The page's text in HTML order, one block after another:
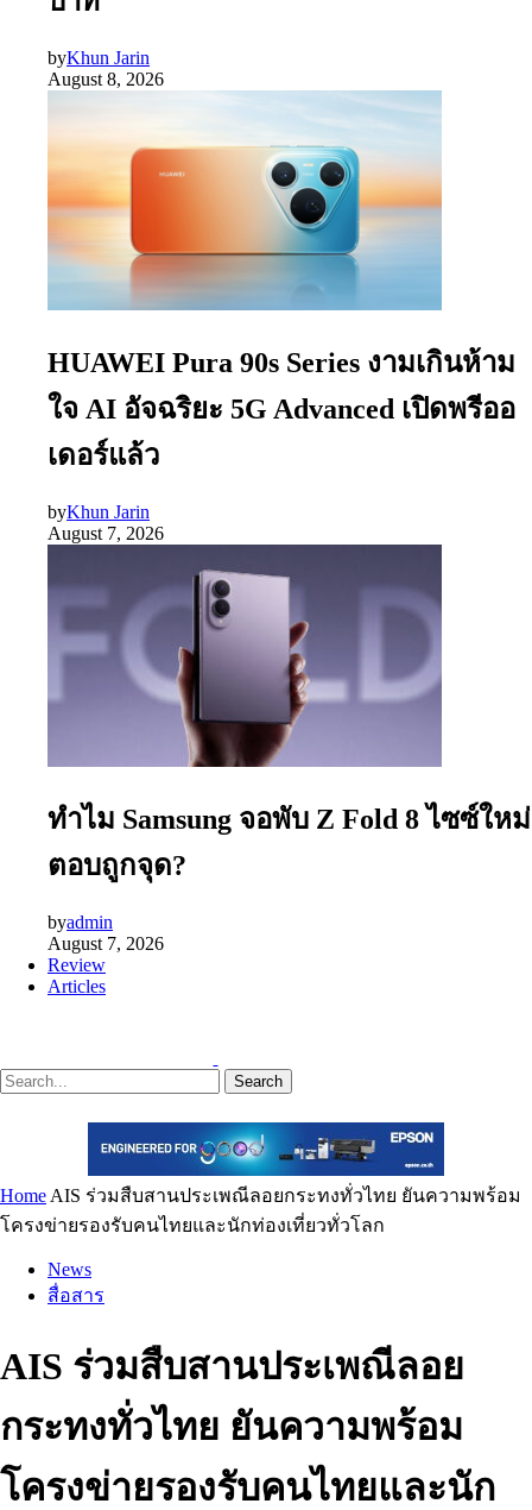
byKhun Jarin
August 8, 2026
HUAWEI Pura 90s Series งามเกินห้าม
ใจ AI อัจฉริยะ 5G Advanced เปิดพรีออ
เดอร์แล้ว
byKhun Jarin
August 7, 2026
ทำไม Samsung จอพับ Z Fold 8 ไซซ์ใหม่
ตอบถูกจุด?
byadmin
August 7, 2026
Review
Articles
Search
Home AIS ร่วมสืบสานประเพณีลอยกระทงทั่วไทย ยันความพร้อม
โครงข่ายรองรับคนไทยและนักท่องเที่ยวทั่วโลก
News
สื่อสาร
AIS ร่วมสืบสานประเพณีลอย
กระทงทั่วไทย ยันความพร้อม
โครงข่ายรองรับคนไทยและนัก